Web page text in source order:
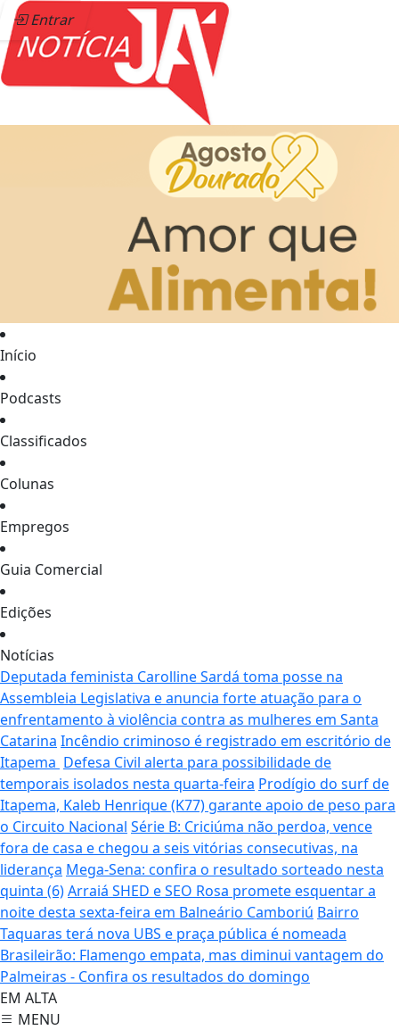
Entrar
Início
Podcasts
Classificados
Colunas
Empregos
Guia Comercial
Edições
Notícias
Deputada feminista Carolline Sardá toma posse na
Assembleia Legislativa e anuncia forte atuação para o
enfrentamento à violência contra as mulheres em Santa
Catarina Incêndio criminoso é registrado em escritório de
Itapema Defesa Civil alerta para possibilidade de
temporais isolados nesta quarta-feira Prodígio do surf de
Itapema, Kaleb Henrique (K77) garante apoio de peso para
o Circuito Nacional Série B: Criciúma não perdoa, vence
fora de casa e chegou a seis vitórias consecutivas, na
liderança Mega-Sena: confira o resultado sorteado nesta
quinta (6)Arraiá SHED e SEO Rosa promete esquentar a
noite desta sexta-feira em Balneário Camboriú Bairro
Taquaras terá nova UBS e praça pública é nomeada
Brasileirão: Flamengo empata, mas diminui vantagem do
Palmeiras - Confira os resultados do domingo
EM ALTA
MENU